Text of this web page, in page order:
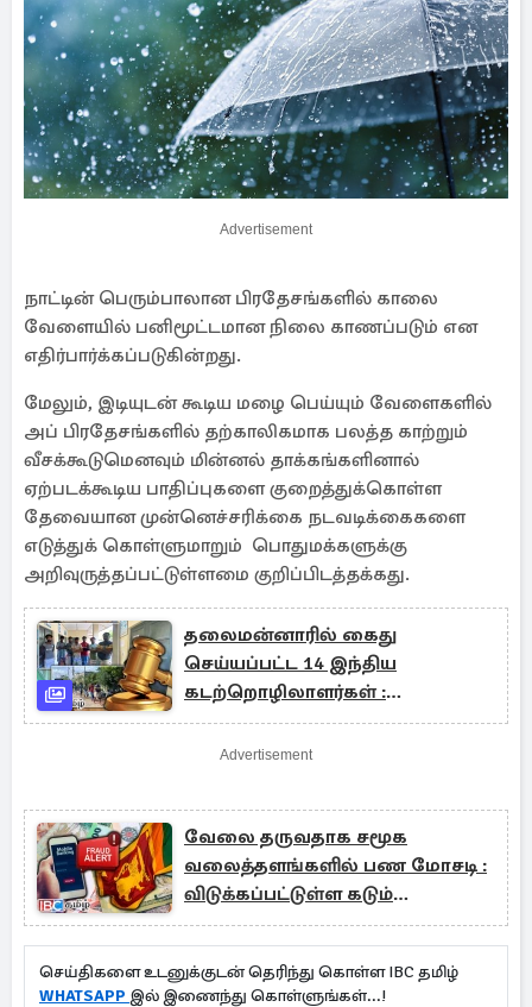
Advertisement
நாட்டின் பெரும்பாலான பிரதேசங்களில் காலை
வேளையில் பனிமூட்டமான நிலை காணப்படும் என
எதிர்பார்க்கப்படுகின்றது.
மேலும், இடியுடன் கூடிய மழை பெய்யும் வேளைகளில்
அப் பிரதேசங்களில் தற்காலிகமாக பலத்த காற்றும்
வீசக்கூடுமெனவும் மின்னல் தாக்கங்களினால்
ஏற்படக்கூடிய பாதிப்புகளை குறைத்துக்கொள்ள
தேவையான முன்னெச்சரிக்கை நடவடிக்கைகளை
எடுத்துக் கொள்ளுமாறும் பொதுமக்களுக்கு
அறிவுருத்தப்பட்டுள்ளமை குறிப்பிடத்தக்கது.
தலைமன்னாரில் கைது
செய்யப்பட்ட 14 இந்திய
கடற்றொழிலாளர்கள் :
பிறப்பிக்கப்பட்டுள்ள உத்தரவு
Advertisement
வேலை தருவதாக சமூக
வலைத்தளங்களில் பண மோசடி :
விடுக்கப்பட்டுள்ள கடும்
எச்சரிக்கை
செய்திகளை உடனுக்குடன் தெரிந்து கொள்ள IBC தமிழ்
WHATSAPP இல் இணைந்து கொள்ளுங்கள்...!